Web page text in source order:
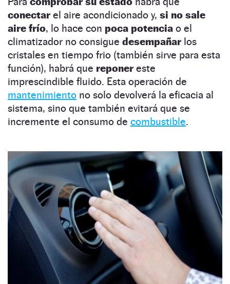
conectarel aire acondicionado y, si no sale
aire frío, lo hace con poca potencia o el
climatizador no consigue desempañarlos
cristales en tiempo frio (también sirve para esta
función), habrá que reponereste
imprescindible fluido. Esta operación de
mantenimiento no solo devolverá la eficacia al
sistema, sino que también evitará que se
incremente el consumo de combustible.